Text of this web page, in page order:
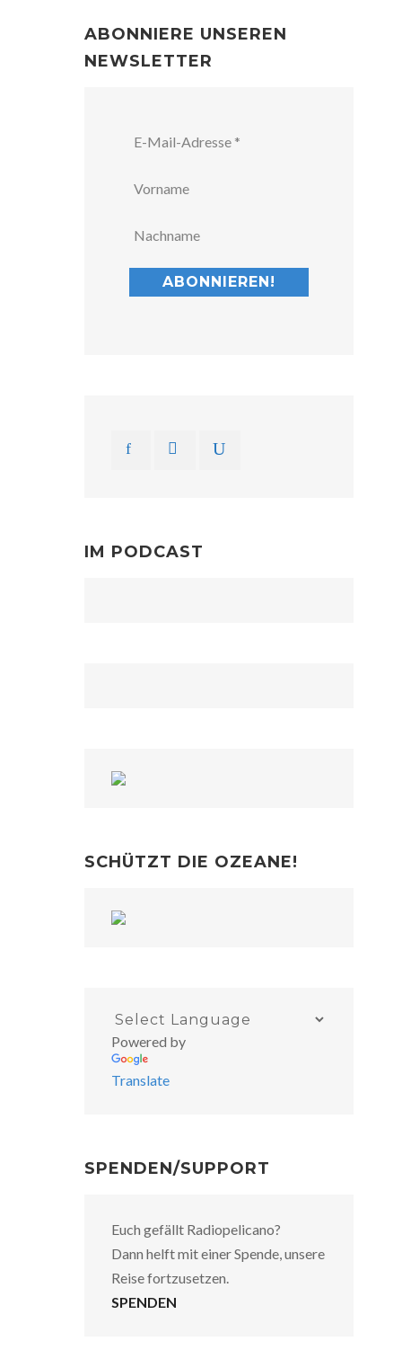
ABONNIERE UNSEREN
NEWSLETTER
IM PODCAST
SCHÜTZT DIE OZEANE!
Powered by
Translate
SPENDEN/SUPPORT
Euch gefällt Radiopelicano?
Dann helft mit einer Spende, unsere
Reise fortzusetzen.
SPENDEN